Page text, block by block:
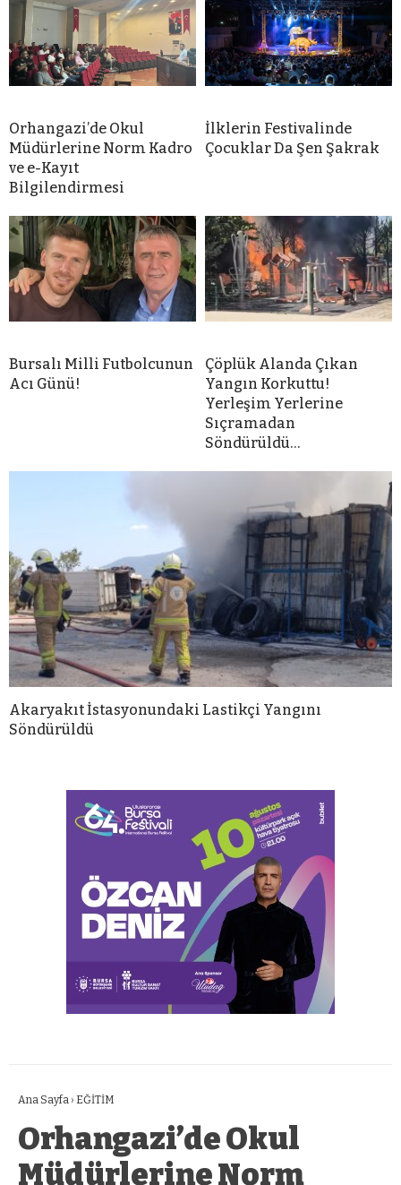
Orhangazi’de Okul
Müdürlerine Norm Kadro
ve e-Kayıt
Bilgilendirmesi
İlklerin Festivalinde
Çocuklar Da Şen Şakrak
Bursalı Milli Futbolcunun
Acı Günü!
Çöplük Alanda Çıkan
Yangın Korkuttu!
Yerleşim Yerlerine
Sıçramadan
Söndürüldü…
Akaryakıt İstasyonundaki Lastikçi Yangını
Söndürüldü
Ana Sayfa › EĞİTİM
Orhangazi’de Okul
Müdürlerine Norm